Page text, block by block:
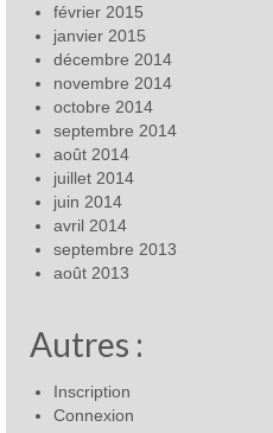
février 2015
janvier 2015
décembre 2014
novembre 2014
octobre 2014
septembre 2014
août 2014
juillet 2014
juin 2014
avril 2014
septembre 2013
août 2013
Autres :
Inscription
Connexion